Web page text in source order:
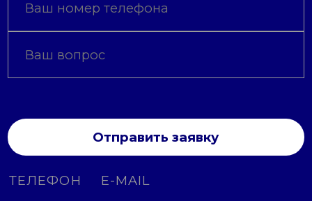
Отправить заявку
ТЕЛЕФОН E-MAIL